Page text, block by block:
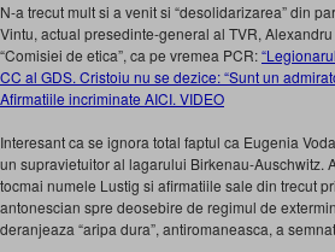
N-a trecut mult si a venit si “desolidarizarea” din
Vintu, actual presedinte-general al TVR,
“Comisiei de etica”, ca pe vremea PCR:
CC al GDS. Cristoiu nu se dezice: “Sunt un
Afirmatiile incriminate AICI. VIDEO
Interesant ca se ignora total faptul ca Eugenia
un supravietuitor al lagarului Birkenau-Auschwitz.
tocmai numele Lustig si afirmatiile sale din trecut
antonescian spre deosebire de regimul de
deranjeaza “aripa dura”, antiromaneasca, a